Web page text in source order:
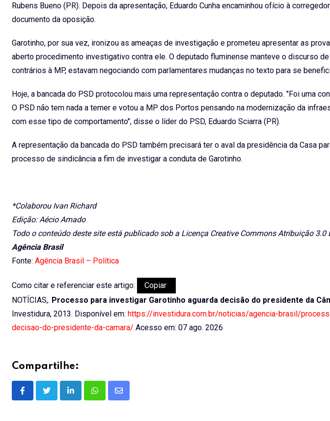
Rubens Bueno (PR). Depois da apresentação, Eduardo Cunha encaminhou ofício à
documento da oposição.
Garotinho, por sua vez, ironizou as ameaças de investigação e prometeu apresentar as
aberto procedimento investigativo contra ele. O deputado fluminense manteve o discurso
contrários à MP, estavam negociando com parlamentares mudanças no texto para se
Hoje, a bancada do PSD protocolou mais uma representação contra o deputado. "Foi uma
O PSD não tem nada a temer e votou a MP dos Portos pensando na modernização da
com esse tipo de comportamento", disse o líder do PSD, Eduardo Sciarra (PR).
A representação da bancada do PSD também precisará ter o aval da presidência da Casa
processo de sindicância a fim de investigar a conduta de Garotinho.
*Colaborou Ivan Richard
Edição: Aécio Amado
Todo o conteúdo deste site está publicado sob a Licença Creative Commons Atribuição
Agência Brasil
Fonte: Agência Brasil – Política
Como citar e referenciar este artigo:
Copiar
NOTÍCIAS,. Processo para investigar Garotinho aguarda decisão do presidente da
Investidura, 2013. Disponível em: https://investidura.com.br/noticias/agencia-brasil/
decisao-do-presidente-da-camara/ Acesso em: 07 ago. 2026
Compartilhe:
LinkedInWhatsappShare